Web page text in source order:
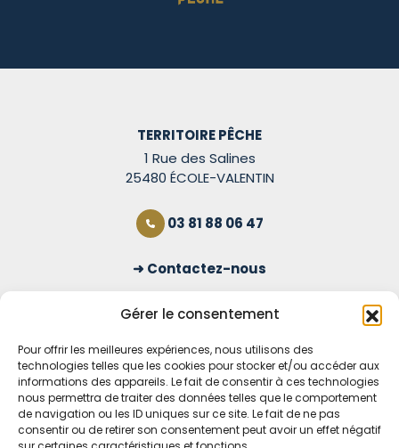
Gérer le consentement
Pour offrir les meilleures expériences, nous utilisons des
technologies telles que les cookies pour stocker et/ou accéder aux
informations des appareils. Le fait de consentir à ces technologies
nous permettra de traiter des données telles que le comportement
de navigation ou les ID uniques sur ce site. Le fait de ne pas
consentir ou de retirer son consentement peut avoir un effet négatif
TERRITOIRE PÊCHE
1 Rue des Salines
25480 ÉCOLE-VALENTIN
03 81 88 06 47
Contactez-nous
OUVERT TOUS LES JOURS
Voir nos horaires